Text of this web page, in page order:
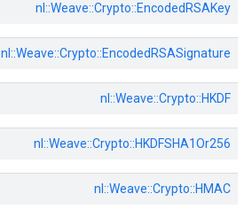
nl::Weave::Crypto::EncodedRSAKey
nl::Weave::Crypto::EncodedRSASignature
nl::Weave::Crypto::HKDF
nl::Weave::Crypto::HKDFSHA1Or256
nl::Weave::Crypto::HMAC